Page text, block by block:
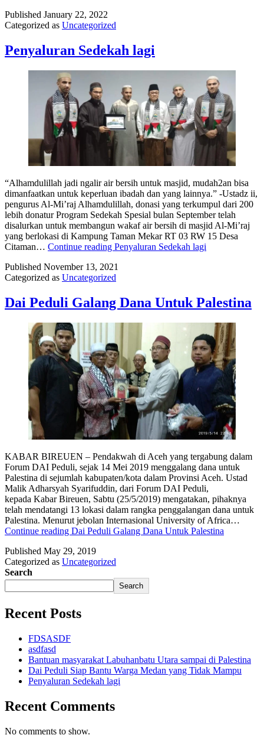
Published January 22, 2022
Categorized as Uncategorized
Penyaluran Sedekah lagi
“Alhamdulillah jadi ngalir air bersih untuk masjid, mudah2an bisa
dimanfaatkan untuk keperluan ibadah dan yang lainnya.” -Ustadz ii,
pengurus Al-Mi’raj Alhamdulillah, donasi yang terkumpul dari 200
lebih donatur Program Sedekah Spesial bulan September telah
disalurkan untuk membangun wakaf air bersih di masjid Al-Mi’raj
yang berlokasi di Kampung Taman Mekar RT 03 RW 15 Desa
Citaman… Continue reading Penyaluran Sedekah lagi
Published November 13, 2021
Categorized as Uncategorized
Dai Peduli Galang Dana Untuk Palestina
KABAR BIREUEN – Pendakwah di Aceh yang tergabung dalam
Forum DAI Peduli, sejak 14 Mei 2019 menggalang dana untuk
Palestina di sejumlah kabupaten/kota dalam Provinsi Aceh. Ustad
Malik Adharsyah Syarifuddin, dari Forum DAI Peduli,
kepada Kabar Bireuen, Sabtu (25/5/2019) mengatakan, pihaknya
telah mendatangi 13 lokasi dalam rangka penggalangan dana untuk
Palestina. Menurut jebolan Internasional University of Africa…
Continue reading Dai Peduli Galang Dana Untuk Palestina
Published May 29, 2019
Categorized as Uncategorized
Search
Search
Recent Posts
FDSASDF
asdfasd
Bantuan masyarakat Labuhanbatu Utara sampai di Palestina
Dai Peduli Siap Bantu Warga Medan yang Tidak Mampu
Penyaluran Sedekah lagi
Recent Comments
No comments to show.